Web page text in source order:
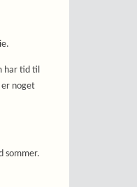
har tid til
er noget
sommer.